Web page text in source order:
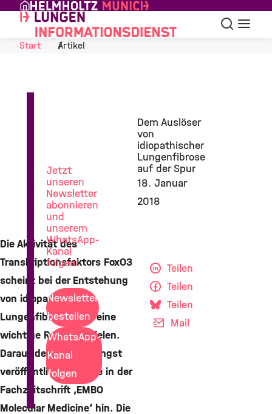
Skip to Content
Suche
Start
Artikel
Dem Auslöser
von
idiopathischer
Lungenfibrose
auf der Spur
18. Januar
2018
Die Aktivität des
Transkriptionsfaktors FoxO3
scheint bei der Entstehung
von idiopathischer
Lungenfibrose (IPF) eine
wichtige Rolle zu spielen.
Darauf deutet eine jüngst
veröffentlichte Studie in der
Fachzeitschrift ‚EMBO
Molecular Medicine‘ hin. Die
Teilen
Teilen
Teilen
Mail
Jetzt
unseren
Newsletter
abonnieren
und
unserem
WhatsApp-
Kanal
folgen!
Newsletter
bestellen
WhatsApp-
Kanal
folgen